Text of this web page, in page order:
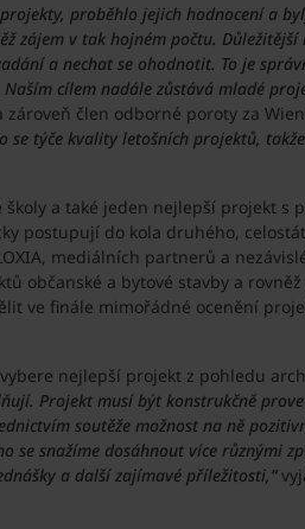
proběhlo jejich hodnocení a
zájem v tak hojném počtu. Důležitější
a nechat se ohodnotit. To je
cílem nadále zůstává mladé
člen odborné poroty za
týče kvality letošních projektů,
a také jeden nejlepší projekt s
postupují do kola druhého,
mediálních partnerů a
občanské a bytové stavby a
ve finále mimořádné ocenění
nejlepší projekt z pohledu
Projekt musí být konstrukčně
soutěže možnost na ně
snažíme dosáhnout více různými
a další zajímavé příležitosti,“